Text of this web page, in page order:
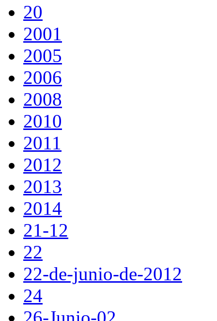
20
2001
2005
2006
2008
2010
2011
2012
2013
2014
21-12
22
22-de-junio-de-2012
24